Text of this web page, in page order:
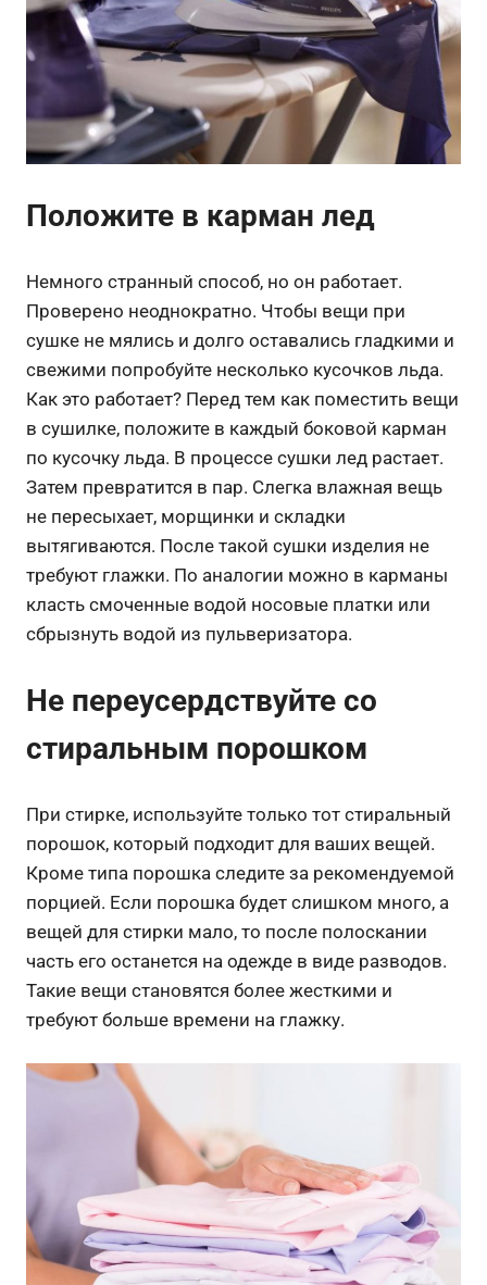
Положите в карман лед
Немного странный способ, но он работает.
Проверено неоднократно. Чтобы вещи при
сушке не мялись и долго оставались гладкими и
свежими попробуйте несколько кусочков льда.
Как это работает? Перед тем как поместить вещи
в сушилке, положите в каждый боковой карман
по кусочку льда. В процессе сушки лед растает.
Затем превратится в пар. Слегка влажная вещь
не пересыхает, морщинки и складки
вытягиваются. После такой сушки изделия не
требуют глажки. По аналогии можно в карманы
класть смоченные водой носовые платки или
сбрызнуть водой из пульверизатора.
Не переусердствуйте со
стиральным порошком
При стирке, используйте только тот стиральный
порошок, который подходит для ваших вещей.
Кроме типа порошка следите за рекомендуемой
порцией. Если порошка будет слишком много, а
вещей для стирки мало, то после полоскании
часть его останется на одежде в виде разводов.
Такие вещи становятся более жесткими и
требуют больше времени на глажку.